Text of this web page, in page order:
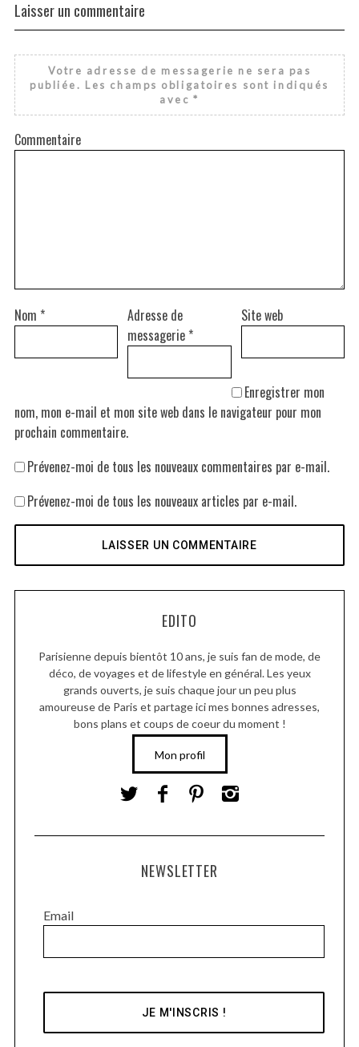
Laisser un commentaire
Votre adresse de messagerie ne sera pas
publiée. Les champs obligatoires sont indiqués
avec*
Commentaire
Nom *
Adresse de
messagerie *
Site web
Enregistrer mon
nom, mon e-mail et mon site web dans le navigateur pour mon
prochain commentaire.
Prévenez-moi de tous les nouveaux commentaires par e-mail.
Prévenez-moi de tous les nouveaux articles par e-mail.
EDITO
Parisienne depuis bientôt 10 ans, je suis fan de mode, de
déco, de voyages et de lifestyle en général. Les yeux
grands ouverts, je suis chaque jour un peu plus
amoureuse de Paris et partage ici mes bonnes adresses,
bons plans et coups de coeur du moment !
Mon profil
NEWSLETTER
Email